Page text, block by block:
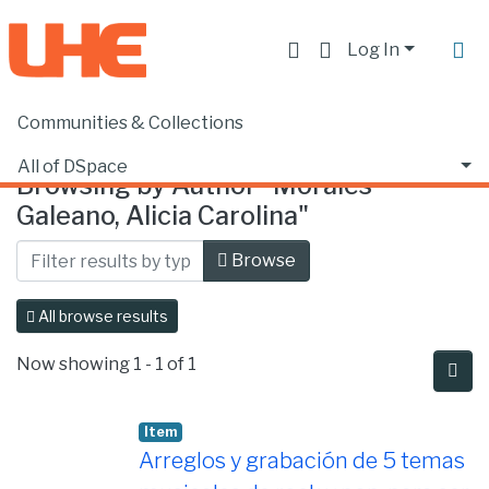
Log In
Communities & Collections
All of DSpace
Home Browse by Author
Browsing by Author "Morales
Galeano, Alicia Carolina"
Browse
All browse results
Now showing 1 - 1 of 1
Item
Arreglos y grabación de 5 temas